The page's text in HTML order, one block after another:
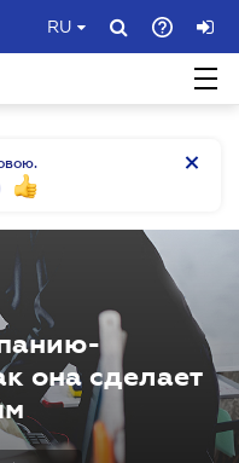
RU
она сделает